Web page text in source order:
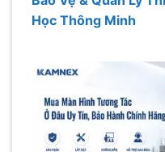
Học Thông Minh